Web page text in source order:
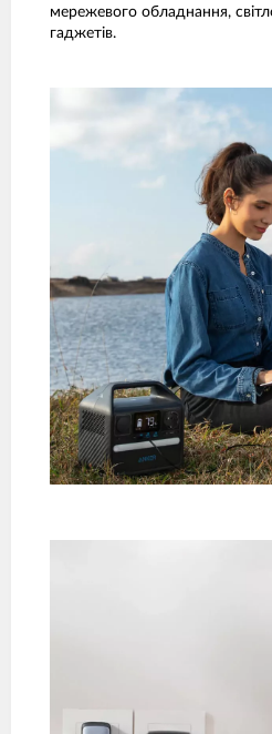
мережевого обладнання,
гаджетів.